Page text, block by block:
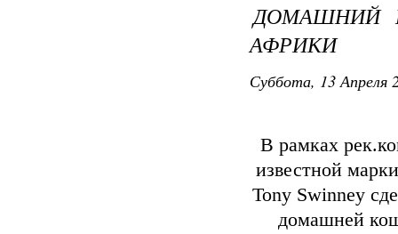
ДОМАШНИЙ
АФРИКИ
Суббота, 13 Апреля
В рамках
известной
Tony Swinney
домашней